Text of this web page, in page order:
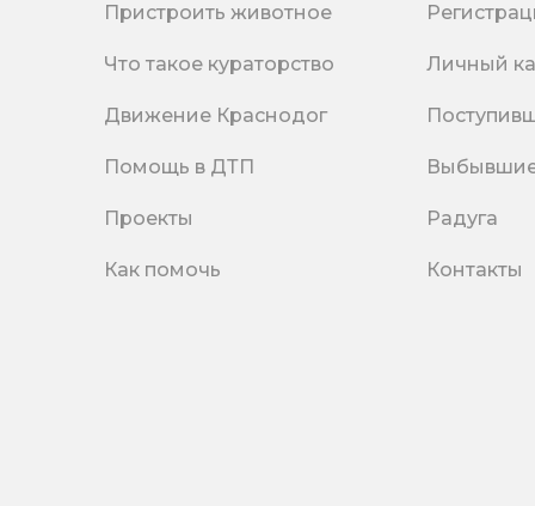
Пристроить животное
Что такое кураторство
Движение Краснодог
Помощь в ДТП
Проекты
Как помочь
Личный
Радуга
Контакты